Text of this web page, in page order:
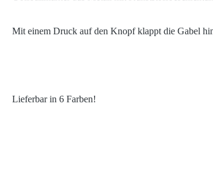
Mit einem Druck auf den Knopf klappt die Gabel
Lieferbar in 6 Farben!